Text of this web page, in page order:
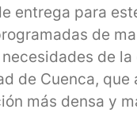
entrega para
de
de
de Cuenca, que
más densa y